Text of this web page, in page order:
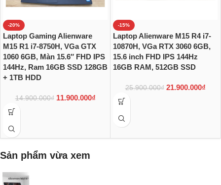
-20%
Laptop Gaming Alienware
M15 R1 i7-8750H, VGa GTX
1060 6GB, Màn 15.6″ FHD IPS
144Hz, Ram 16GB SSD 128GB
+ 1TB HDD
14.900.000₫ 11.900.000₫
-15%
Laptop Alienware M15 R4 i7-
10870H, VGa RTX 3060 6GB,
15.6 inch FHD IPS 144Hz
16GB RAM, 512GB SSD
25.900.000₫ 21.900.000₫
Sản phẩm vừa xem